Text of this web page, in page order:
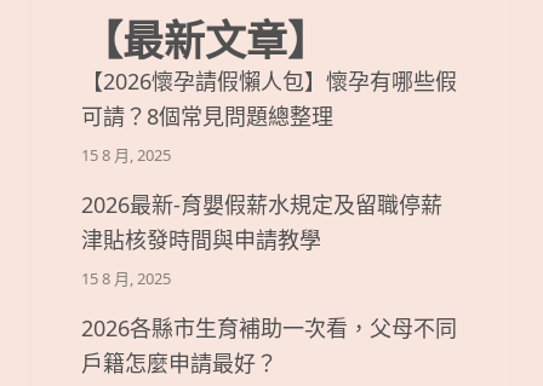
【最新文章】
【2026懷孕請假懶人包】懷孕有哪些假
可請？8個常見問題總整理
15 8 月, 2025
2026最新-育嬰假薪水規定及留職停薪
津貼核發時間與申請教學
15 8 月, 2025
2026各縣市生育補助一次看，父母不同
戶籍怎麼申請最好？